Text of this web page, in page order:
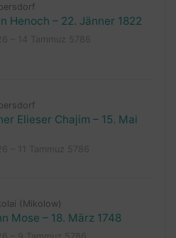
Henoch – 22. Jänner 1822
Elieser Chajim – 15. Mai
(Mikolow)
Mose – 18. März 1748